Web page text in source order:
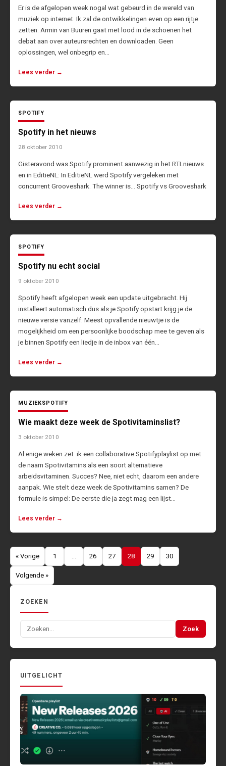
Er is de afgelopen week nogal wat gebeurd in de wereld van
muziek op internet. Ik zal de ontwikkelingen even op een rijtje
zetten. Armin van Buuren gaat met lood in de schoenen het
debat aan over auteursrechten en downloaden. Geen
oplossingen, wel onbegrip en…
Lees verder →
SPOTIFY
Spotify in het nieuws
28 oktober 2010
Gisteravond was Spotify prominent aanwezig in het RTLnieuws
en in EditieNL: In EditieNL werd Spotify vergeleken met
concurrent Grooveshark. The winner is… Spotify vs Grooveshark
Lees verder →
SPOTIFY
Spotify nu echt social
9 oktober 2010
Spotify heeft afgelopen week een update uitgebracht. Hij
installeert automatisch dus als je Spotify opstart krijg je de
nieuwe versie vanzelf. Meest opvallende nieuwtje is de
mogelijkheid om een persoonlijke boodschap mee te geven als
je binnen Spotify een liedje in de inbox van één…
Lees verder →
MUZIEKSPOTIFY
Wie maakt deze week de Spotivitaminslist?
3 oktober 2010
Al enige weken zet ik een collaborative Spotifyplaylist op met
de naam Spotivitamins als een soort alternatieve
arbeidsvitaminen. Succes? Nee, niet echt, daarom een andere
aanpak. Wie stelt deze week de Spotivitamins samen? De
formule is simpel: De eerste die ja zegt mag een lijst…
Lees verder →
Berichten
paginering
« Vorige 1 … 26 27 28 29 30
Volgende »
ZOEKEN
Zoeken
naar:
Zoek
UITGELICHT